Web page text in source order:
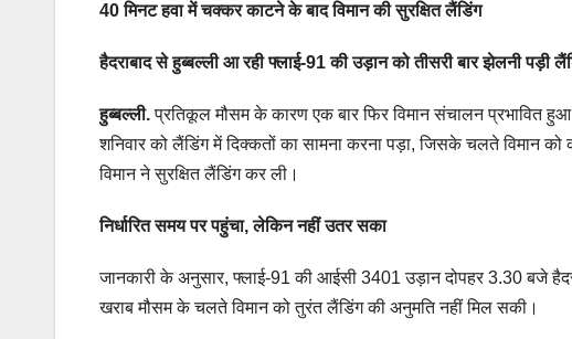
40 मिनट हवा में चक्कर काटने के बाद विमान की सुरक्षित लैंडिंग
हैदराबाद से हुब्बल्ली आ रही फ्लाई-91 की उड़ान को तीसरी बार झेलनी पड़ी
हुब्बल्ली.प्रतिकूल मौसम के कारण एक बार फिर विमान संचालन प्रभावित
शनिवार को लैंडिंग में दिक्कतों का सामना करना पड़ा, जिसके चलते विमान
विमान ने सुरक्षित लैंडिंग कर ली।
निर्धारित समय पर पहुंचा, लेकिन नहीं उतर सका
जानकारी के अनुसार, फ्लाई-91 की आईसी 3401 उड़ान दोपहर 3.30 बजे
खराब मौसम के चलते विमान को तुरंत लैंडिंग की अनुमति नहीं मिल सकी।